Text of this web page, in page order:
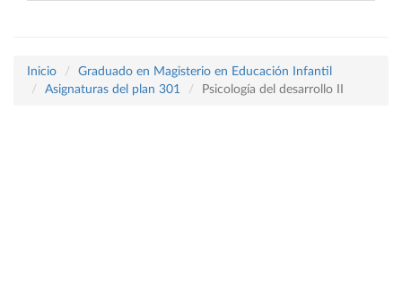
Inicio
Graduado en Magisterio en Educación Infantil
Asignaturas del plan 301
Psicología del desarrollo II